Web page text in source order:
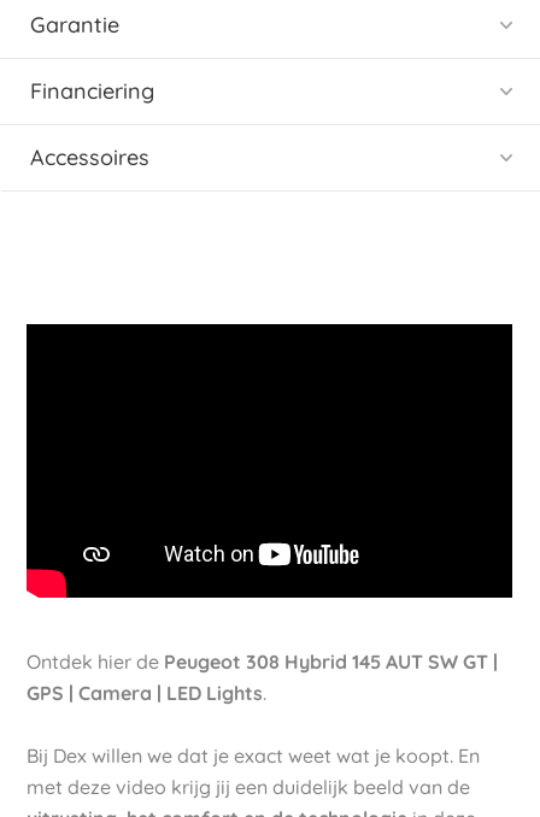
Garantie
Financiering
Accessoires
Ontdek hier de Peugeot 308 Hybrid 145 AUT SW GT |
GPS | Camera | LED Lights.
Bij Dex willen we dat je exact weet wat je koopt. En
met deze video krijg jij een duidelijk beeld van de